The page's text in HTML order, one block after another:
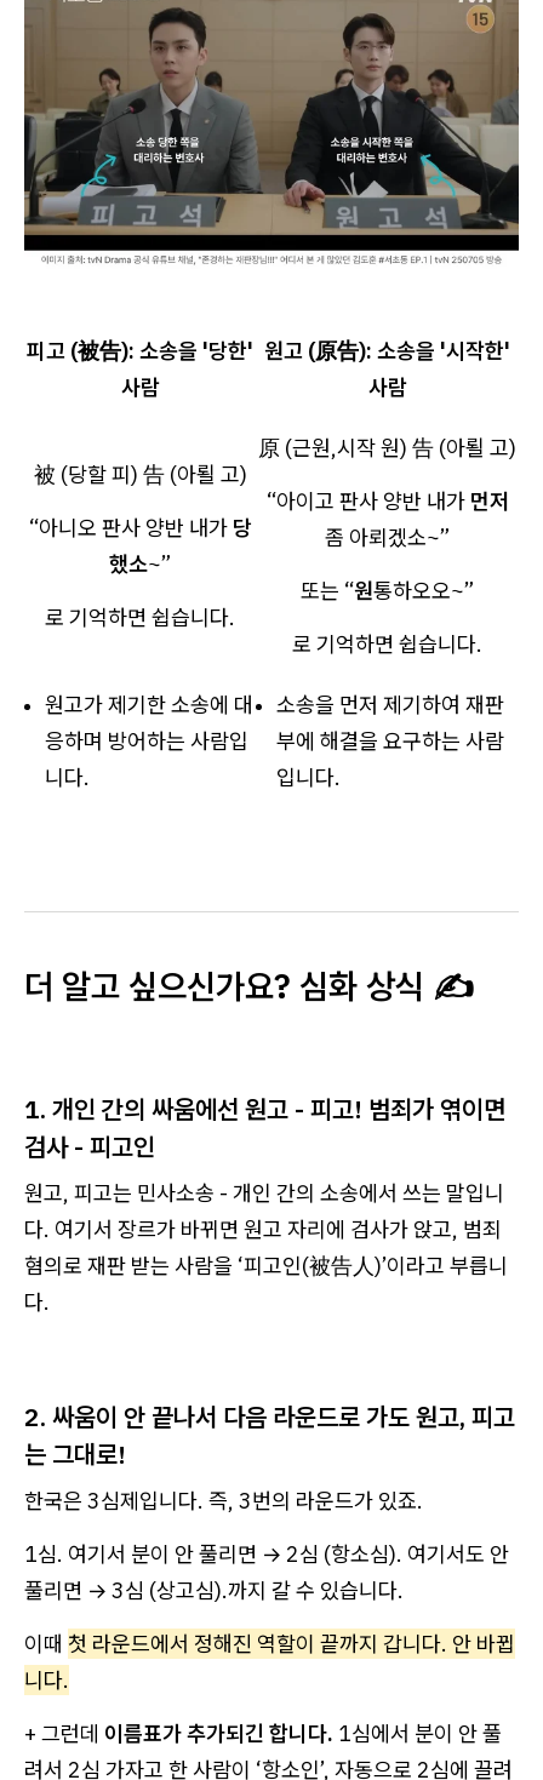
피고 (被告): 소송을 '당한'
사람
원고 (原告): 소송을 '시작한'
사람
被 (당할 피) 告 (아뢸 고)
“아니오 판사 양반 내가 당
했소~”
로 기억하면 쉽습니다.
原 (근원,시작 원) 告 (아뢸 고)
“아이고 판사 양반 내가 먼저
좀 아뢰겠소~”
또는 “원통하오오~”
로 기억하면 쉽습니다.
원고가 제기한 소송에 대
응하며 방어하는 사람입
니다.
소송을 먼저 제기하여 재판
부에 해결을 요구하는 사람
입니다.
더 알고 싶으신가요? 심화 상식 ✍️
1. 개인 간의 싸움에선 원고 - 피고! 범죄가 엮이면
검사 - 피고인
원고, 피고는 민사소송 - 개인 간의 소송에서 쓰는 말입니
다. 여기서 장르가 바뀌면 원고 자리에 검사가 앉고, 범죄
혐의로 재판 받는 사람을 ‘피고인(被告人)’이라고 부릅니
다.
2. 싸움이 안 끝나서 다음 라운드로 가도 원고, 피고
는 그대로!
한국은 3심제입니다. 즉, 3번의 라운드가 있죠.
1심. 여기서 분이 안 풀리면 → 2심 (항소심). 여기서도 안
풀리면 → 3심 (상고심).까지 갈 수 있습니다.
이때 첫 라운드에서 정해진 역할이 끝까지 갑니다. 안 바뀝
니다.
+ 그런데 이름표가 추가되긴 합니다. 1심에서 분이 안 풀
려서 2심 가자고 한 사람이 ‘항소인’, 자동으로 2심에 끌려